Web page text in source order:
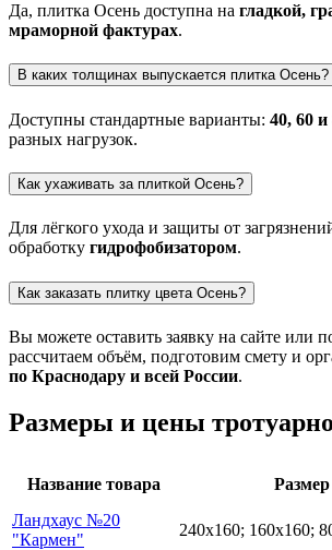
Да, плитка Осень доступна на гладкой,
мраморной фактурах.
В каких толщинaх выпускается плитка Осень?
Доступны стандартные варианты: 40, 60
разных нагрузок.
Как ухаживать за плиткой Осень?
Для лёгкого ухода и защиты от
обработку гидрофобизатором.
Как заказать плитку цвета Осень?
Вы можете оставить заявку на сайте или
рассчитаем объём, подготовим смету и
по Краснодару и всей России.
Размеры и цены
Название товара Размер
Ландхаус №20
"Кармен"
240х160; 160х160;